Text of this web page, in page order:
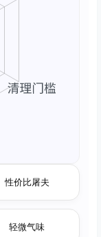
性价比屠夫
轻微气味